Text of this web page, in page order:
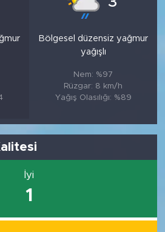
Bölgesel düzensiz yağmur
yağışlı
Nem: %97
Rüzgar: 8 km/h
Yağış Olasılığı: %89
İyi
1